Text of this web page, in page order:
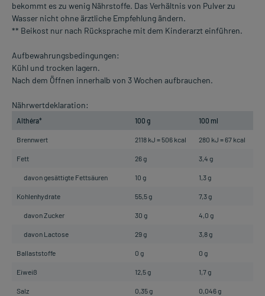
bekommt es zu wenig Nährstoffe. Das Verhältnis von Pulver zu
Wasser nicht ohne ärztliche Empfehlung ändern.
** Beikost nur nach Rücksprache mit dem Kinderarzt einführen.
Aufbewahrungsbedingungen:
Kühl und trocken lagern.
Nach dem Öffnen innerhalb von 3 Wochen aufbrauchen.
Nährwertdeklaration:
Althéra* 100 g 100 ml
Brennwert 2118 kJ = 506 kcal 280 kJ = 67 kcal
Fett 26 g 3,4 g
davon gesättigte Fettsäuren 10 g 1,3 g
Kohlenhydrate 55,5 g 7,3 g
davon Zucker 30 g 4,0 g
davon Lactose 29 g 3,8 g
Ballaststoffe 0 g 0 g
Eiweiß 12,5 g 1,7 g
Salz 0,35 g 0,046 g